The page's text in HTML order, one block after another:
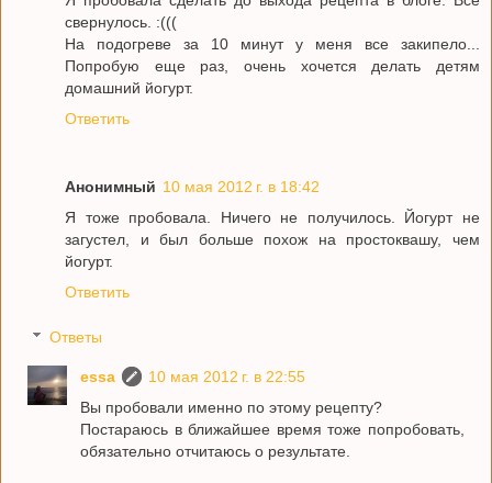
свернулось. :(((
На подогреве за 10 минут у меня все закипело...
Попробую еще раз, очень хочется делать детям
домашний йогурт.
Ответить
Анонимный 10 мая 2012 г. в 18:42
Я тоже пробовала. Ничего не получилось. Йогурт не
загустел, и был больше похож на простоквашу, чем
йогурт.
Ответить
Ответы
essa
10 мая 2012 г. в 22:55
Вы пробовали именно по этому рецепту?
Постараюсь в ближайшее время тоже попробовать,
обязательно отчитаюсь о результате.